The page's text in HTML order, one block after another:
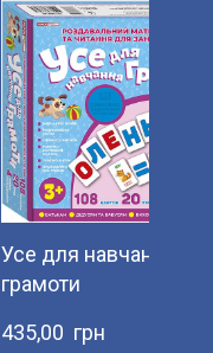
Усе для навчання
грамоти
435,00  грн